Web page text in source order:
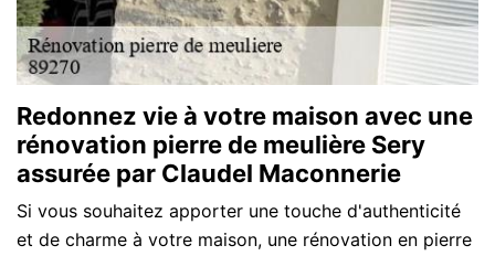
Redonnez vie à votre maison avec une
rénovation pierre de meulière Sery
assurée par Claudel Maconnerie
Si vous souhaitez apporter une touche d'authenticité
et de charme à votre maison, une rénovation en pierre